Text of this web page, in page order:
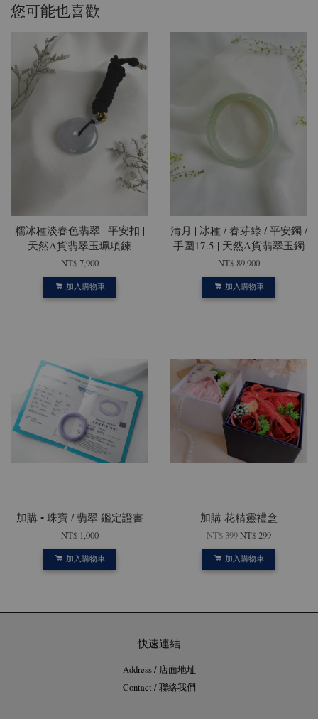
您可能也喜歡
糯冰種淡春色翡翠 | 平安扣 |
天然A貨翡翠玉珮項鍊
NT$ 7,900
加入購物車
清月 | 冰種 / 春芽綠 / 平安鐲 /
手圍17.5 | 天然A貨翡翠玉鐲
NT$ 89,900
加入購物車
加購 • 珠寶 / 翡翠 鑑定證書
NT$ 1,000
加入購物車
加購 花精靈禮盒
NT$ 399NT$ 299
加入購物車
快速連結
Address / 店面地址
Contact / 聯絡我們